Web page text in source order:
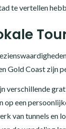
te vertellen
Gold Coast zijn
verschillende
op een
van tunnels en